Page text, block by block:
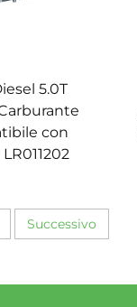
5.0T
con
Successivo